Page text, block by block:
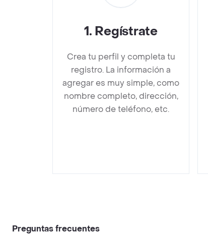
1. Regístrate
Crea tu perfil y completa tu
registro. La información a
agregar es muy simple, como
nombre completo, dirección,
número de teléfono, etc.
Preguntas frecuentes